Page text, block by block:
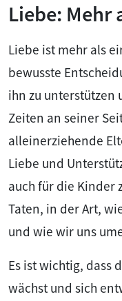
Liebe: Mehr
Liebe ist mehr als
bewusste
ihn zu unterstützen
Zeiten an seiner
alleinerziehende
Liebe und
auch für die Kinder
Taten, in der Art,
und wie wir uns
Es ist wichtig, dass
wächst und sich